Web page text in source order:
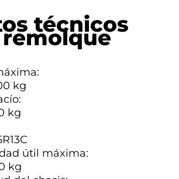
técnicos
kg
kg
útil máxima:
kg